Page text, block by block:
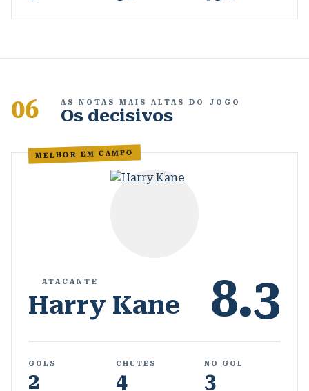
06 AS NOTAS MAIS ALTAS DO JOGO
Os decisivos
MELHOR EM CAMPO
ATACANTE
Harry Kane 8.3
GOLS
2
CHUTES
4
NO GOL
3